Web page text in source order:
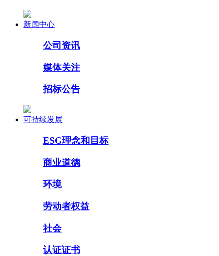
新闻中心
公司资讯
媒体关注
招标公告
可持续发展
ESG理念和目标
商业道德
环境
劳动者权益
社会
认证证书